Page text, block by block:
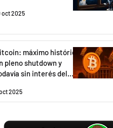
oct 2025
máximo histórico
pleno shutdown y
sin interés del
2025